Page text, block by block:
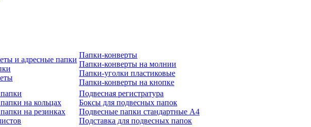
и адресные папки
Папки-конверты
Папки-конверты на молнии
Папки-уголки пластиковые
Папки-конверты на кнопке
на кольцах
на резинках
Подвесная регистратура
Боксы для подвесных папок
Подвесные папки стандартные А4
Подставка для подвесных папок